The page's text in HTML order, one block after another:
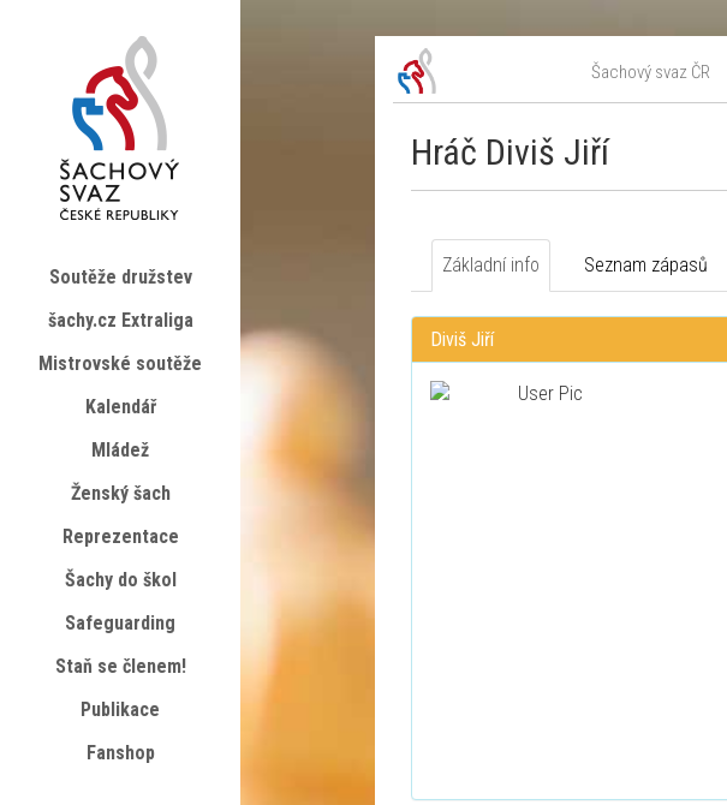
Šachový svaz ČR
Hráč Diviš Jiří
Základní info Seznam zápasů
Diviš Jiří
Soutěže družstev
šachy.cz Extraliga
Mistrovské soutěže
Kalendář
Mládež
Ženský šach
Reprezentace
Šachy do škol
Safeguarding
Staň se členem!
Publikace
Fanshop